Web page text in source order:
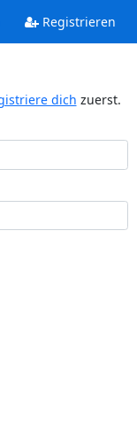
Registrieren
dich zuerst.